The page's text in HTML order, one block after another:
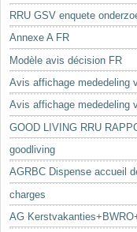
RRU GSV enquete
Annexe A FR
Modèle avis décision FR
Avis affichage mededeling
Avis affichage mededeling
GOOD LIVING RRU
goodliving
AGRBC Dispense accueil
charges
AG